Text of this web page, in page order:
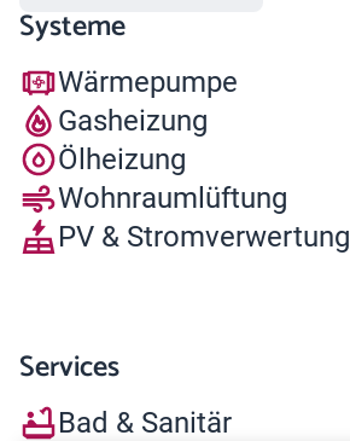
Systeme
Wärmepumpe
Gasheizung
Ölheizung
Wohnraumlüftung
PV & Stromverwertung
Services
Bad & Sanitär